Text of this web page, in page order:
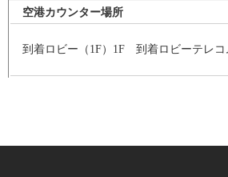
空港カウンター場所
到着ロビー（1F）1F 到着ロビーテレコ